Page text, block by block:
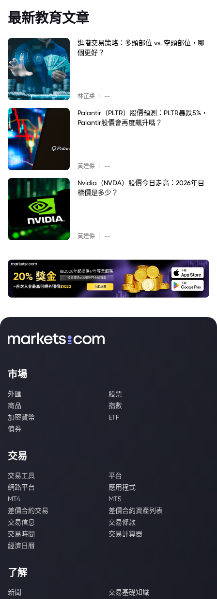
最新教育文章
進階交易策略：多頭部位 vs. 空頭部位，哪
個更好？
林芷柔 --
Palantir（PLTR）股價預測：PLTR暴跌5%，
Palantir股價會再度飆升嗎？
黃達傑 --
Nvidia（NVDA）股價今日走高：2026年目
標價是多少？
黃達傑 --
市場
外匯
股票
商品
指數
加密貨幣
ETF
債券
交易
交易工具
平台
網路平台
應用程式
MT4
MT5
差價合約交易
差價合約資產列表
交易信息
交易條款
交易時間
交易計算器
經濟日曆
了解
新聞
交易基礎知識